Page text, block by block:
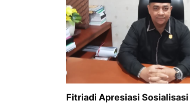
Fitriadi Apresiasi Sosialisasi